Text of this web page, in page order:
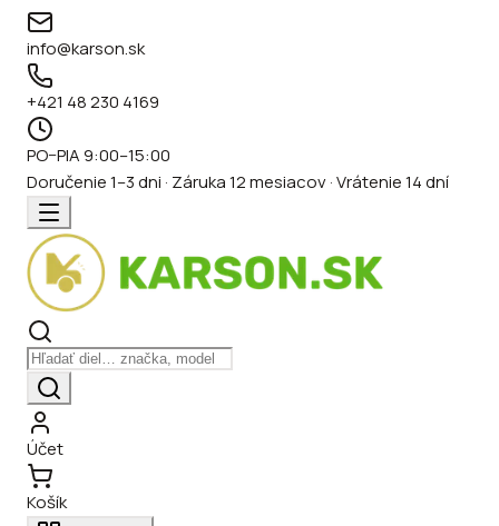
info@karson.sk
+421 48 230 4169
PO–PIA 9:00–15:00
Doručenie 1–3 dni · Záruka 12 mesiacov · Vrátenie 14 dní
Účet
Košík